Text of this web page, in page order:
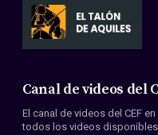
Canal de videos del
El canal de videos del CEF
todos los videos